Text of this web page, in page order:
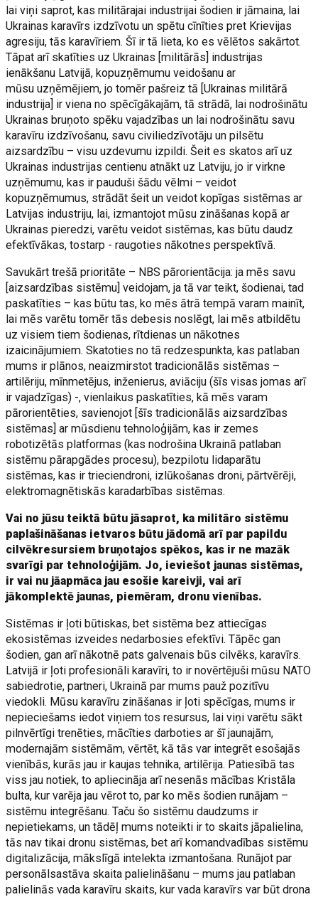
lai viņi saprot, kas militārajai industrijai šodien ir jāmaina, lai
Ukrainas karavīrs izdzīvotu un spētu cīnīties pret Krievijas
agresiju, tās karavīriem. Šī ir tā lieta, ko es vēlētos sakārtot.
Tāpat arī skatīties uz Ukrainas [militārās] industrijas
ienākšanu Latvijā, kopuzņēmumu veidošanu ar
mūsu uzņēmējiem, jo tomēr pašreiz tā [Ukrainas militārā
industrija] ir viena no spēcīgākajām, tā strādā, lai nodrošinātu
Ukrainas bruņoto spēku vajadzības un lai nodrošinātu savu
karavīru izdzīvošanu, savu civiliedzīvotāju un pilsētu
aizsardzību – visu uzdevumu izpildi. Šeit es skatos arī uz
Ukrainas industrijas centienu atnākt uz Latviju, jo ir virkne
uzņēmumu, kas ir pauduši šādu vēlmi – veidot
kopuzņēmumus, strādāt šeit un veidot kopīgas sistēmas ar
Latvijas industriju, lai, izmantojot mūsu zināšanas kopā ar
Ukrainas pieredzi, varētu veidot sistēmas, kas būtu daudz
efektīvākas, tostarp - raugoties nākotnes perspektīvā.
Savukārt trešā prioritāte – NBS pārorientācija: ja mēs savu
[aizsardzības sistēmu] veidojam, ja tā var teikt, šodienai, tad
paskatīties – kas būtu tas, ko mēs ātrā tempā varam mainīt,
lai mēs varētu tomēr tās debesis noslēgt, lai mēs atbildētu
uz visiem tiem šodienas, rītdienas un nākotnes
izaicinājumiem. Skatoties no tā redzespunkta, kas patlaban
mums ir plānos, neaizmirstot tradicionālās sistēmas –
artilēriju, mīnmetējus, inženierus, aviāciju (šīs visas jomas arī
ir vajadzīgas) -, vienlaikus paskatīties, kā mēs varam
pārorientēties, savienojot [šīs tradicionālās aizsardzības
sistēmas] ar mūsdienu tehnoloģijām, kas ir zemes
robotizētās platformas (kas nodrošina Ukrainā patlaban
sistēmu pārapgādes procesu), bezpilotu lidaparātu
sistēmas, kas ir trieciendroni, izlūkošanas droni, pārtvērēji,
elektromagnētiskās karadarbības sistēmas.
Vai no jūsu teiktā būtu jāsaprot, ka militāro sistēmu
paplašināšanas ietvaros būtu jādomā arī par papildu
cilvēkresursiem bruņotajos spēkos, kas ir ne mazāk
svarīgi par tehnoloģijām. Jo, ieviešot jaunas sistēmas,
ir vai nu jāapmāca jau esošie kareivji, vai arī
jākomplektē jaunas, piemēram, dronu vienības.
Sistēmas ir ļoti būtiskas, bet sistēma bez attiecīgas
ekosistēmas izveides nedarbosies efektīvi. Tāpēc gan
šodien, gan arī nākotnē pats galvenais būs cilvēks, karavīrs.
Latvijā ir ļoti profesionāli karavīri, to ir novērtējuši mūsu NATO
sabiedrotie, partneri, Ukrainā par mums pauž pozitīvu
viedokli. Mūsu karavīru zināšanas ir ļoti spēcīgas, mums ir
nepieciešams iedot viņiem tos resursus, lai viņi varētu sākt
pilnvērtīgi trenēties, mācīties darboties ar šī jaunajām,
modernajām sistēmām, vērtēt, kā tās var integrēt esošajās
vienībās, kurās jau ir kaujas tehnika, artilērija. Patiesībā tas
viss jau notiek, to apliecināja arī nesenās mācības Kristāla
bulta, kur varēja jau vērot to, par ko mēs šodien runājam –
sistēmu integrēšanu. Taču šo sistēmu daudzums ir
nepietiekams, un tādēļ mums noteikti ir to skaits jāpalielina,
tās nav tikai dronu sistēmas, bet arī komandvadības sistēmu
digitalizācija, mākslīgā intelekta izmantošana. Runājot par
personālsastāva skaita palielināšanu – mums jau patlaban
palielinās vada karavīru skaits, kur vada karavīrs var būt drona